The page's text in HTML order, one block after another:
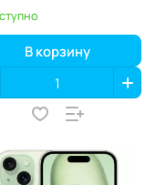
В корзину